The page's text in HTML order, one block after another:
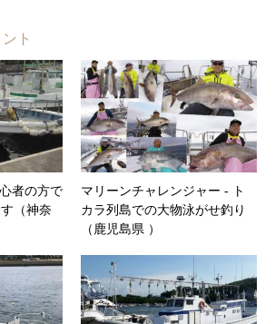
ト
者の方で
（神奈
マリーンチャレンジャー ‐ ト
カラ列島での大物泳がせ釣り
（鹿児島県 ）